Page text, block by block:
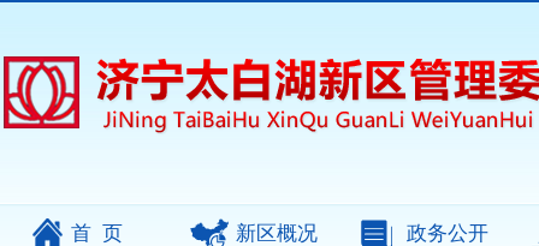
首页 新区概况 政务公开